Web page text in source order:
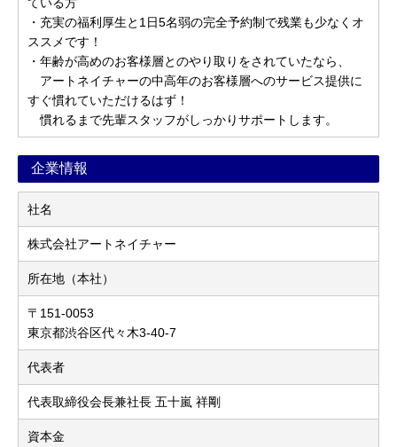
ている方
・充実の福利厚生と1日5名弱の完全予約制で残業も少なくオ
ススメです！
・年齢が高めのお客様層とのやり取りをされていたなら、
アートネイチャーの中高年のお客様層へのサービス提供に
すぐ慣れていただけるはず！
慣れるまで先輩スタッフがしっかりサポートします。
企業情報
社名
株式会社アートネイチャー
所在地（本社）
〒151-0053
東京都渋谷区代々木3-40-7
代表者
代表取締役会長兼社長 五十嵐 祥剛
資本金